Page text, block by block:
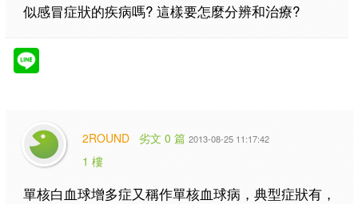
似感冒症狀的疾病嗎? 這樣要怎麼分辨和治療?
2ROUND 劣文 0 篇 2013-08-25 11:17:42
1 樓
單核白血球增多症又稱作單核血球病，典型症狀有，